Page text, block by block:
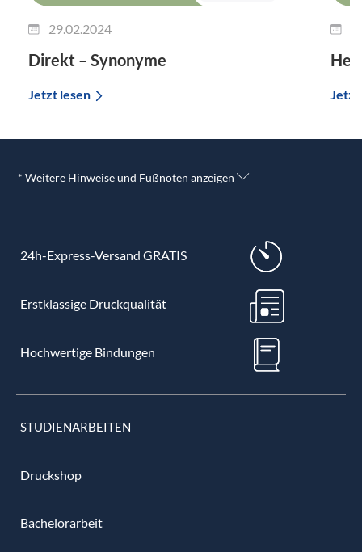
29.02.2024
Direkt – Synonyme
Jetzt lesen Jetzt
* Weitere Hinweise und Fußnoten anzeigen
24h-Express-Versand GRATIS
Erstklassige Druckqualität
Hochwertige Bindungen
STUDIENARBEITEN
Druckshop
Bachelorarbeit